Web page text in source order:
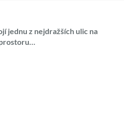
jednu z nejdražších ulic na